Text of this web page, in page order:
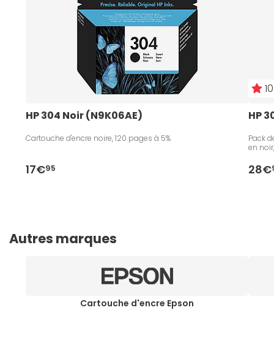
HP 304 Noir (N9K06AE)
Cartouche d'encre noire, 120 pages à 5%
17€95
HP
Pack
en
28€
Autres marques
Cartouche d'encre Epson